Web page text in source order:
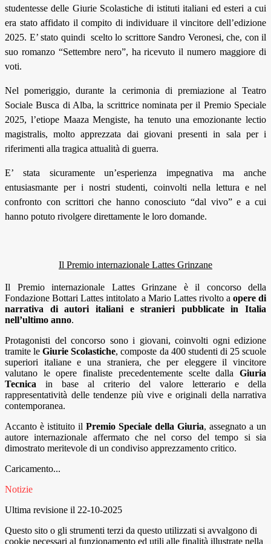
studentesse delle Giurie Scolastiche di istituti italiani ed esteri a cui
era stato affidato il compito di individuare il vincitore dell’edizione
2025. E’ stato quindi scelto lo scrittore Sandro Veronesi, che, con il
suo romanzo “Settembre nero”, ha ricevuto il numero maggiore di
voti.
Nel pomeriggio, durante la cerimonia di premiazione al Teatro
Sociale Busca di Alba, la scrittrice nominata per il Premio Speciale
2025, l’etiope Maaza Mengiste, ha tenuto una emozionante lectio
magistralis, molto apprezzata dai giovani presenti in sala per i
riferimenti alla tragica attualità di guerra.
E’ stata sicuramente un’esperienza impegnativa ma anche
entusiasmante per i nostri studenti, coinvolti nella lettura e nel
confronto con scrittori che hanno conosciuto “dal vivo” e a cui
hanno potuto rivolgere direttamente le loro domande.
Il Premio internazionale Lattes Grinzane
Il Premio internazionale Lattes Grinzane è il concorso della
Fondazione Bottari Lattes intitolato a Mario Lattes rivolto a opere di
narrativa di autori italiani e stranieri pubblicate in Italia
nell’ultimo anno.
Protagonisti del concorso sono i giovani, coinvolti ogni edizione
tramite leGiurie Scolastiche, composte da 400 studenti di 25 scuole
superiori italiane e una straniera, che per eleggere il vincitore
valutano le opere finaliste precedentemente scelte dalla Giuria
Tecnica in base al criterio del valore letterario e della
rappresentatività delle tendenze più vive e originali della narrativa
contemporanea.
Accanto è istituito il Premio Speciale della Giuria, assegnato a un
autore internazionale affermato che nel corso del tempo si sia
dimostrato meritevole di un condiviso apprezzamento critico.
Caricamento...
Notizie
Ultima revisione il 22-10-2025
Questo sito o gli strumenti terzi da questo utilizzati si avvalgono di
cookie necessari al funzionamento ed utili alle finalità illustrate nella